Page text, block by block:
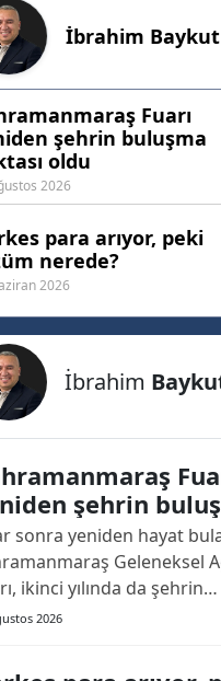
İbrahim Baykut
Fuarı
şehrin buluşma
oldu
2026
para arıyor, peki
nerede?
2026
İbrahim
şehrin
oldu
sonra yeniden hayat
Geleneksel
ikinci yılında da şehrin
kazınacak bir
2026